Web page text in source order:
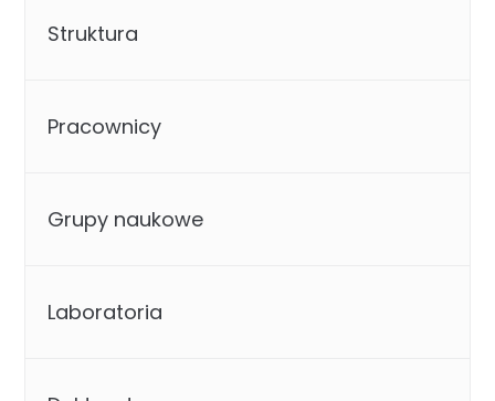
Struktura
Pracownicy
Grupy naukowe
Laboratoria